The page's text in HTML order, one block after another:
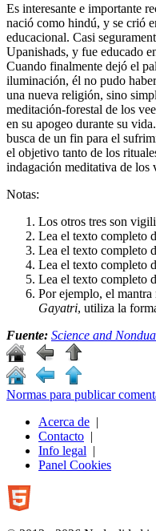
Es interesante e importante
nació como hindú, y se crió
educacional. Casi
Upanishads, y fue educado
Cuando finalmente dejó el
iluminación, él no pudo
una nueva religión, sino
meditación-forestal de los
en su apogeo durante su
busca de un fin para el
el objetivo tanto de los
indagación meditativa de los
Notas:
Los otros tres son
Lea el texto completo
Lea el texto completo
Lea el texto completo
Lea el texto completo
Por ejemplo, el mantra
Gayatri, utiliza la
Fuente: Science and
Normas para publicar
Acerca de |
Contacto |
Info legal |
Panel Cookies